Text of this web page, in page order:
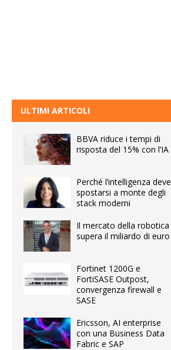
ULTIMI ARTICOLI
BBVA riduce i tempi di
risposta del 15% con l’IA
Perché l’intelligenza deve
spostarsi a monte degli
stack moderni
Il mercato della robotica
supera il miliardo di euro
Fortinet 1200G e
FortiSASE Outpost,
convergenza firewall e
SASE
Ericsson, AI enterprise
con una Business Data
Fabric e SAP